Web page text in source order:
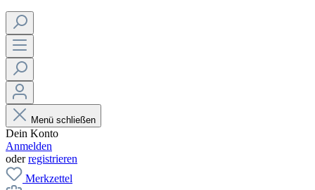
Menü schließen
Dein Konto
Anmelden
oderregistrieren
Merkzettel